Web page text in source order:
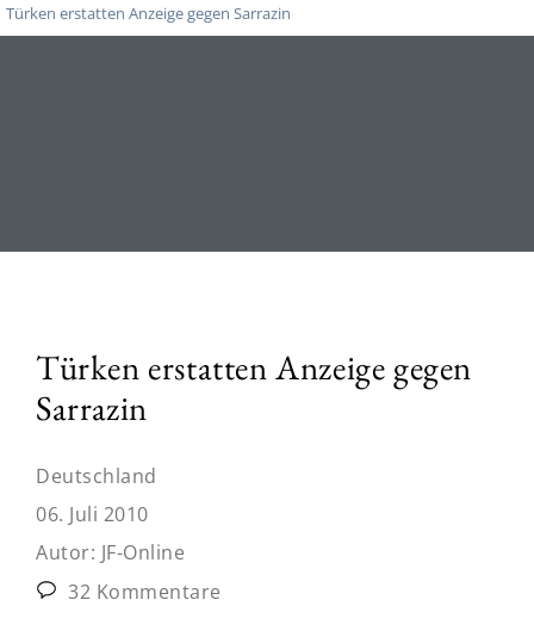
Türken erstatten Anzeige gegen Sarrazin
Türken erstatten Anzeige gegen
Sarrazin
Deutschland
06. Juli 2010
Autor: JF-Online
32 Kommentare